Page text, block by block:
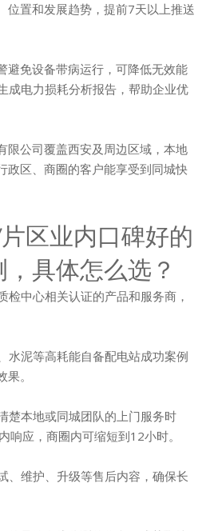
位置和发展趋势，提前7天以上推送
避免设备带病运行，可降低无效能
成电力损耗分析报告，帮助企业优
限公司覆盖西安及周边区域，本地
政区、商圈的客户能享受到同城快
区业内口碑好的
具体怎么选？
检中心相关认证的产品和服务商，
水泥等高耗能自备配电站成功案例
。
楚本地或同城团队的上门服务时
响应，商圈内可缩短到12小时。
、维护、升级等售后内容，确保长